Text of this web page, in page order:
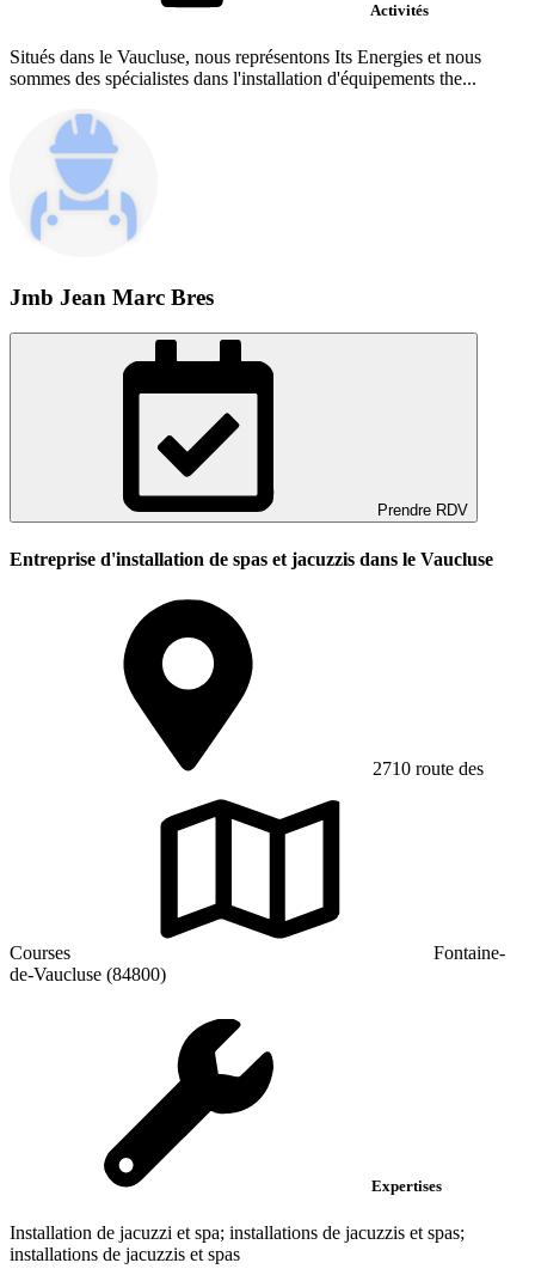
Activités
Situés dans le Vaucluse, nous représentons Its Energies et nous
sommes des spécialistes dans l'installation d'équipements the...
Jmb Jean Marc Bres
Prendre RDV
Entreprise d'installation de spas et jacuzzis dans le Vaucluse
2710 route des
Courses
Fontaine-
de-Vaucluse (84800)
Expertises
Installation de jacuzzi et spa; installations de jacuzzis et spas;
installations de jacuzzis et spas